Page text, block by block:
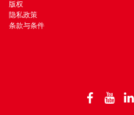
版权
隐私政策
条款与条件